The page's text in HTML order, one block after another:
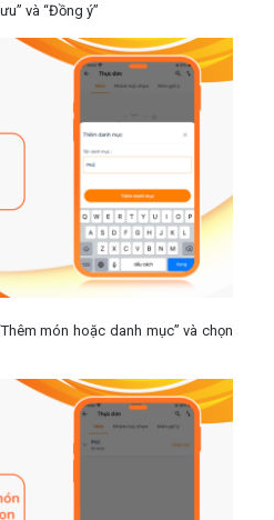
và “Đồng ý”
món hoặc danh mục” và chọn